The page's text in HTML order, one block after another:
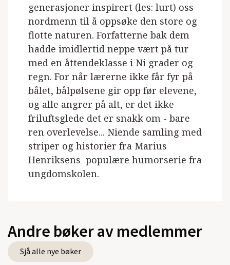
generasjoner inspirert (les: lurt) oss
nordmenn til å oppsøke den store og
flotte naturen. Forfatterne bak dem
hadde imidlertid neppe vært på tur
med en åttendeklasse i Ni grader og
regn. For når lærerne ikke får fyr på
bålet, bålpølsene gir opp før elevene,
og alle angrer på alt, er det ikke
friluftsglede det er snakk om - bare
ren overlevelse... Niende samling med
striper og historier fra Marius
Henriksens populære humorserie fra
ungdomskolen.
Andre bøker av medlemmer
Sjå alle nye bøker